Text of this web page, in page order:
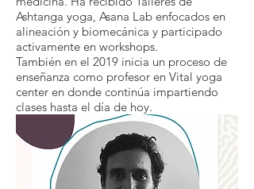
Ashtanga yoga, Asana Lab enfocados en
alineación y biomecánica y participado
activamente en workshops.
También en el 2019 inicia un proceso de
enseñanza como profesor en Vital yoga
center en donde continúa impartiendo
clases hasta el día de hoy.